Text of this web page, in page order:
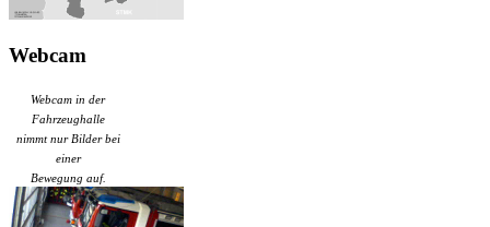
Webcam
Webcam in der
Fahrzeughalle
nimmt nur Bilder bei
einer
Bewegung auf.